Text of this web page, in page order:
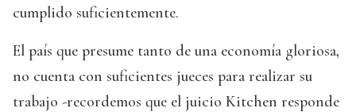
cumplido suficientemente.
El país que presume tanto de una economía gloriosa,
no cuenta con suficientes jueces para realizar su
trabajo -recordemos que el juicio Kitchen responde